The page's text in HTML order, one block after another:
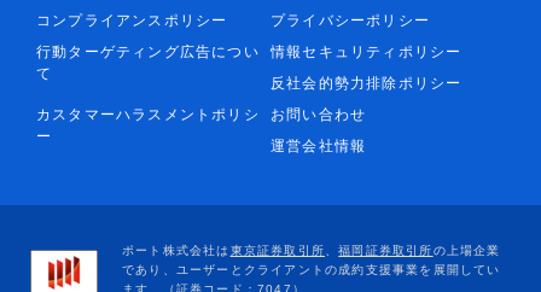
コンプライアンスポリシー
プライバシーポリシー
行動ターゲティング広告につい
て
情報セキュリティポリシー
反社会的勢力排除ポリシー
カスタマーハラスメントポリシ
ー
お問い合わせ
運営会社情報